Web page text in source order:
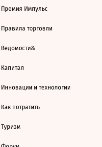
Премия Импульс
Правила торговли
Ведомости&
Капитал
Инновации и технологии
Как потратить
Туризм